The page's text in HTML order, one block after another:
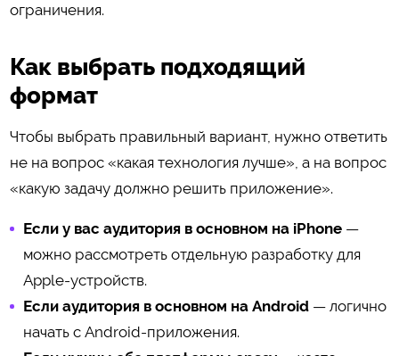
ограничения.
Как выбрать подходящий
формат
Чтобы выбрать правильный вариант, нужно ответить
не на вопрос «какая технология лучше», а на вопрос
«какую задачу должно решить приложение».
Если у вас аудитория в основном на iPhone—
можно рассмотреть отдельную разработку для
Apple-устройств.
Если аудитория в основном на Android— логично
начать с Android-приложения.